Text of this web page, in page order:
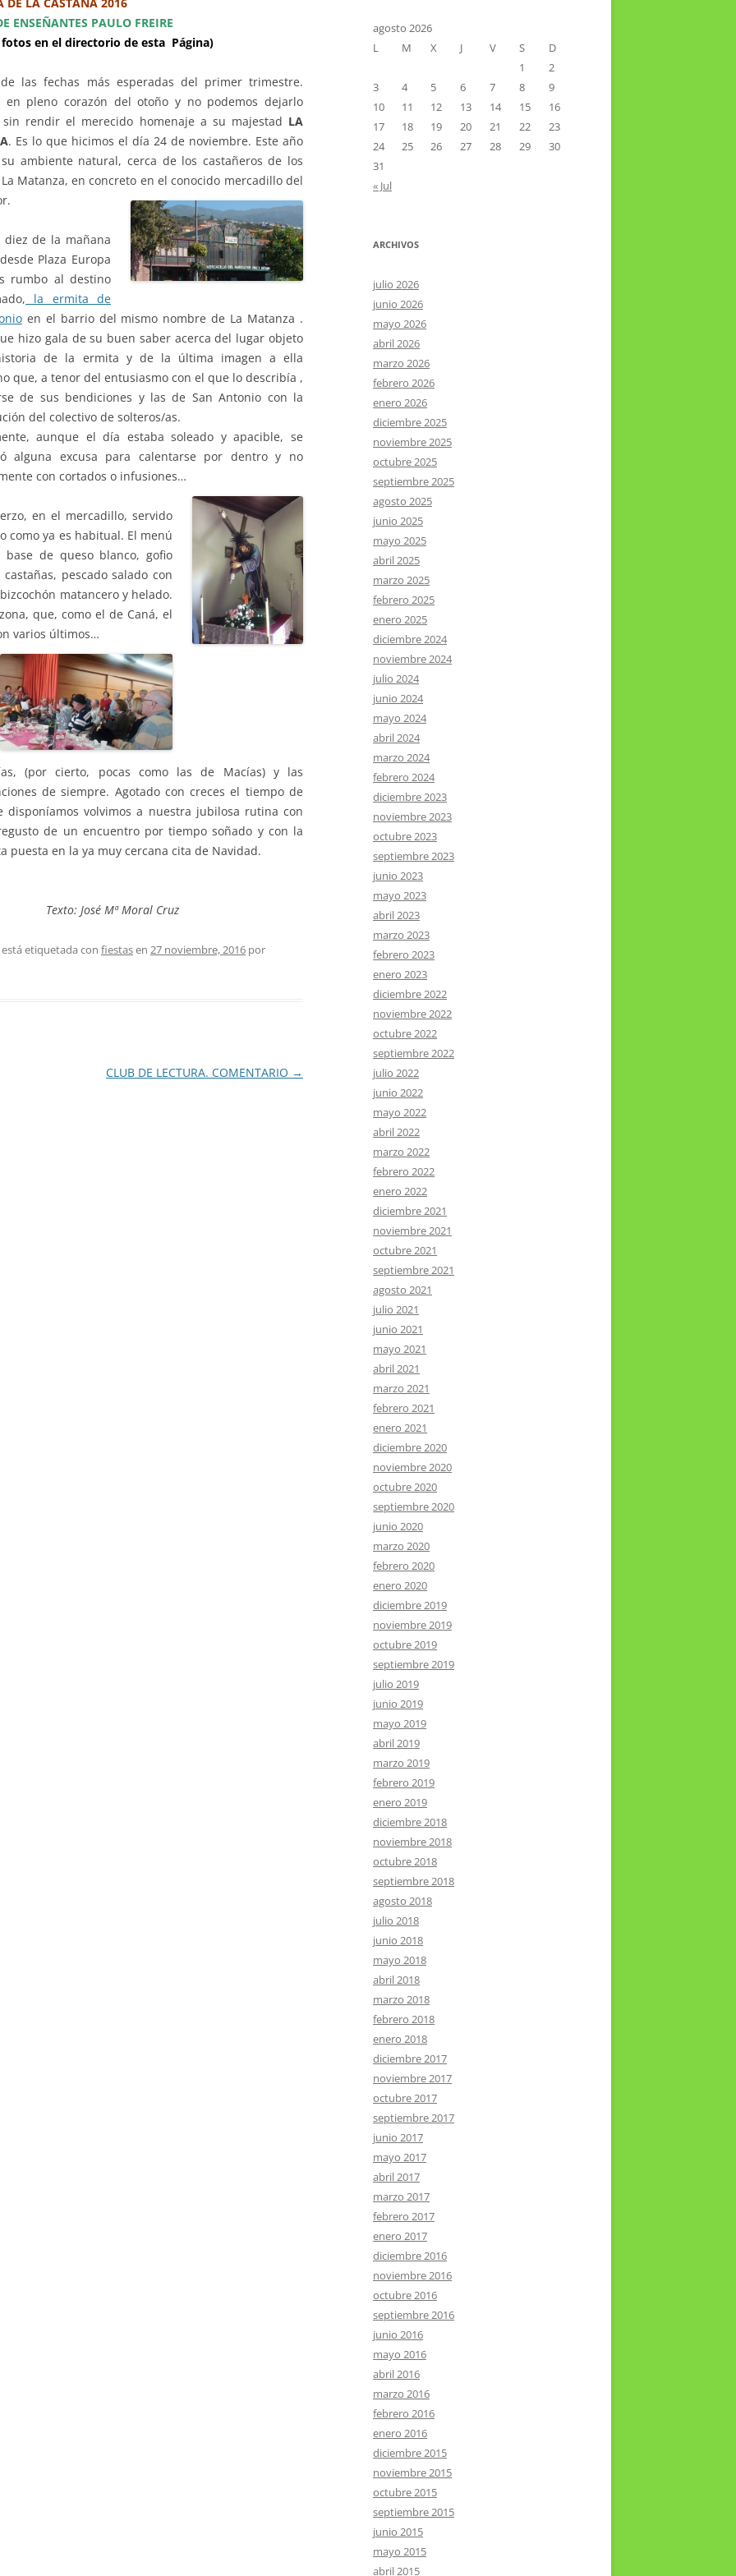
TEATRO
JAVIER HERNÁNDEZ VELÁZQUEZ
PASEOS LITERARIOS
LITERARIOS
ENSEÑANTES PAULO FREIRE
fotos en el directorio de esta Página)
las fechas más esperadas del primer trimestre.
en pleno corazón del otoño y no podemos dejarlo
sin rendir el merecido homenaje a su majestad LA
. Es lo que hicimos el día 24 de noviembre. Este año
ambiente natural, cerca de los castañeros de los
Matanza, en concreto en el conocido mercadillo del
diez de la mañana
Plaza Europa
rumbo al destino
la ermita de
en el barrio del mismo nombre de La Matanza .
hizo gala de su buen saber acerca del lugar objeto
de la ermita y de la última imagen a ella
que, a tenor del entusiasmo con el que lo describía ,
de sus bendiciones y las de San Antonio con la
del colectivo de solteros/as.
aunque el día estaba soleado y apacible, se
alguna excusa para calentarse por dentro y no
con cortados o infusiones…
en el mercadillo, servido
como ya es habitual. El menú
de queso blanco, gofio
pescado salado con
matancero y helado.
que, como el de Caná, el
varios últimos…
(por cierto, pocas como las de Macías) y las
de siempre. Agotado con creces el tiempo de
disponíamos volvimos a nuestra jubilosa rutina con
de un encuentro por tiempo soñado y con la
puesta en la ya muy cercana cita de Navidad.
Texto: José Mª Moral Cruz
etiquetada con fiestasen 27 noviembre, 2016 por
CLUB DE LECTURA. COMENTARIO →
agosto 2026
L
M X J V S
D
1
2
3
4 5 6 7 8
9
10
11 12 13 14 15
16
17
18 19 20 21 22
23
24
25 26 27 28 29
30
31
« Jul
ARCHIVOS
julio 2026
junio 2026
mayo 2026
abril 2026
marzo 2026
febrero 2026
enero 2026
diciembre 2025
noviembre 2025
octubre 2025
septiembre 2025
agosto 2025
junio 2025
mayo 2025
abril 2025
marzo 2025
febrero 2025
enero 2025
diciembre 2024
noviembre 2024
julio 2024
junio 2024
mayo 2024
abril 2024
marzo 2024
febrero 2024
diciembre 2023
noviembre 2023
octubre 2023
septiembre 2023
junio 2023
mayo 2023
abril 2023
marzo 2023
febrero 2023
enero 2023
diciembre 2022
noviembre 2022
octubre 2022
septiembre 2022
julio 2022
junio 2022
mayo 2022
abril 2022
marzo 2022
febrero 2022
enero 2022
diciembre 2021
noviembre 2021
octubre 2021
septiembre 2021
agosto 2021
julio 2021
junio 2021
mayo 2021
abril 2021
marzo 2021
febrero 2021
enero 2021
diciembre 2020
noviembre 2020
octubre 2020
septiembre 2020
junio 2020
marzo 2020
febrero 2020
enero 2020
diciembre 2019
noviembre 2019
octubre 2019
septiembre 2019
julio 2019
junio 2019
mayo 2019
abril 2019
marzo 2019
febrero 2019
enero 2019
diciembre 2018
noviembre 2018
octubre 2018
septiembre 2018
agosto 2018
julio 2018
junio 2018
mayo 2018
abril 2018
marzo 2018
febrero 2018
enero 2018
diciembre 2017
noviembre 2017
octubre 2017
septiembre 2017
junio 2017
mayo 2017
abril 2017
marzo 2017
febrero 2017
enero 2017
diciembre 2016
noviembre 2016
octubre 2016
septiembre 2016
junio 2016
mayo 2016
abril 2016
marzo 2016
febrero 2016
enero 2016
diciembre 2015
noviembre 2015
octubre 2015
septiembre 2015
junio 2015
mayo 2015
abril 2015